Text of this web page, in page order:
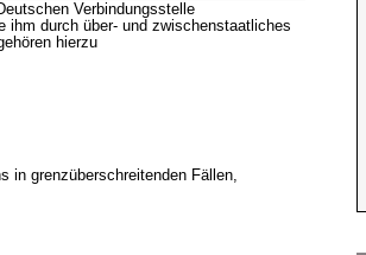
Verbindungsstelle
ihm durch über- und zwischenstaatliches
hierzu
in grenzüberschreitenden Fällen,